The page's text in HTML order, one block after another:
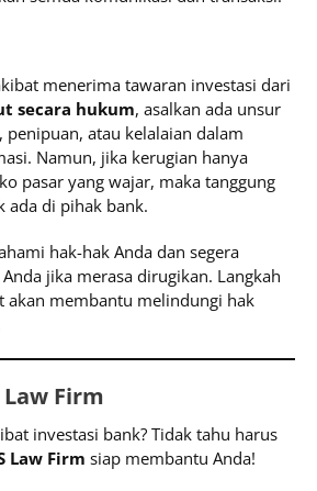
menerima tawaran investasi dari
secara hukum, asalkan ada unsur
penipuan, atau kelalaian dalam
Namun, jika kerugian hanya
pasar yang wajar, maka tanggung
ada di pihak bank.
hak-hak Anda dan segera
jika merasa dirugikan. Langkah
akan membantu melindungi hak
Firm
investasi bank? Tidak tahu harus
Law Firm siap membantu Anda!